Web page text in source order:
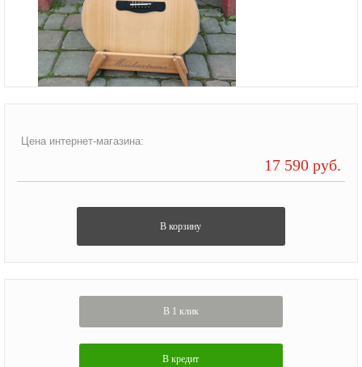
Цена интернет-магазина:
17 590 руб.
В корзину
В 1 клик
В кредит